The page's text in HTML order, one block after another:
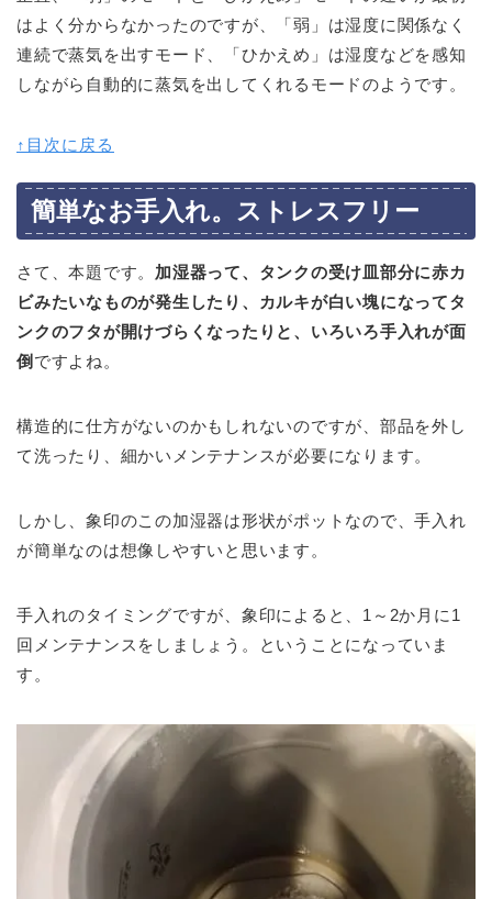
はよく分からなかったのですが、「弱」は湿度に関係なく
連続で蒸気を出すモード、「ひかえめ」は湿度などを感知
しながら自動的に蒸気を出してくれるモードのようです。
↑目次に戻る
簡単なお手入れ。ストレスフリー
さて、本題です。 加湿器って、タンクの受け皿部分に赤カ
ビみたいなものが発生したり、カルキが白い塊になってタ
ンクのフタが開けづらくなったりと、いろいろ手入れが面
倒 ですよね。
構造的に仕方がないのかもしれないのですが、部品を外し
て洗ったり、細かいメンテナンスが必要になります。
しかし、象印のこの加湿器は形状がポットなので、手入れ
が簡単なのは想像しやすいと思います。
手入れのタイミングですが、象印によると、1～2か月に1
回メンテナンスをしましょう。ということになっていま
す。